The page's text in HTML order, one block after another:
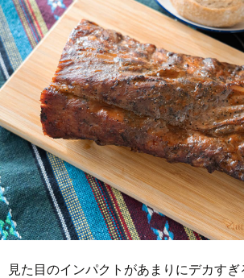
見た目のインパクトがあまりにデカす